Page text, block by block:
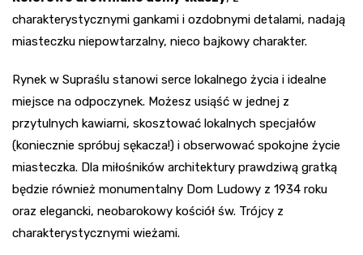
charakterystycznymi gankami i ozdobnymi detalami, nadają
miasteczku niepowtarzalny, nieco bajkowy charakter.
Rynek w Supraślu stanowi serce lokalnego życia i idealne
miejsce na odpoczynek. Możesz usiąść w jednej z
przytulnych kawiarni, skosztować lokalnych specjałów
(koniecznie spróbuj sękacza!) i obserwować spokojne życie
miasteczka. Dla miłośników architektury prawdziwą gratką
będzie również monumentalny Dom Ludowy z 1934 roku
oraz elegancki, neobarokowy kościół św. Trójcy z
charakterystycznymi wieżami.